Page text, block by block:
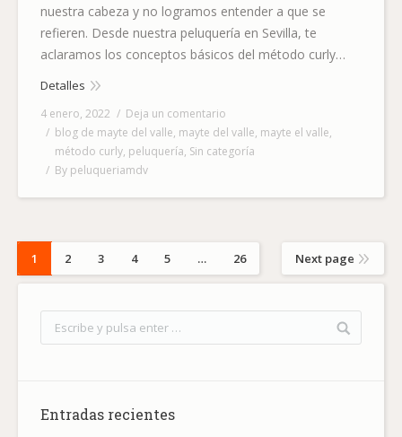
nuestra cabeza y no logramos entender a que se
refieren. Desde nuestra peluquería en Sevilla, te
aclaramos los conceptos básicos del método curly…
Detalles
4 enero, 2022
Deja un comentario
blog de mayte del valle, mayte del valle, mayte el valle,
método curly, peluquería, Sin categoría
By peluqueriamdv
1 2 3 4 5 … 26 Next page
Entradas recientes